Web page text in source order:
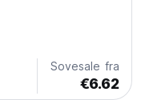
Sovesale fra
€6.62